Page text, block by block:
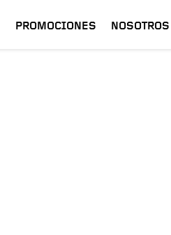
PROMOCIONES NOSOTROS